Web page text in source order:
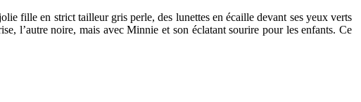
fille en strict tailleur gris perle, des lunettes en écaille devant ses yeux verts
l’autre noire, mais avec Minnie et son éclatant sourire pour les enfants. Ce